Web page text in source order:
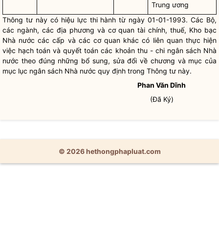
Trung ương
Thông tư này có hiệu lực thi hành từ ngày 01-01-1993. Các Bộ,
các ngành, các địa phương và cơ quan tài chính, thuế, Kho bạc
Nhà nước các cấp và các cơ quan khác có liên quan thực hiện
việc hạch toán và quyết toán các khoản thu - chi ngân sách Nhà
nước theo đúng những bổ sung, sửa đổi về chương và mục của
mục lục ngân sách Nhà nước quy định trong Thông tư này.
Phan Văn Dĩnh
(Đã Ký)
© 2026 hethongphapluat.com